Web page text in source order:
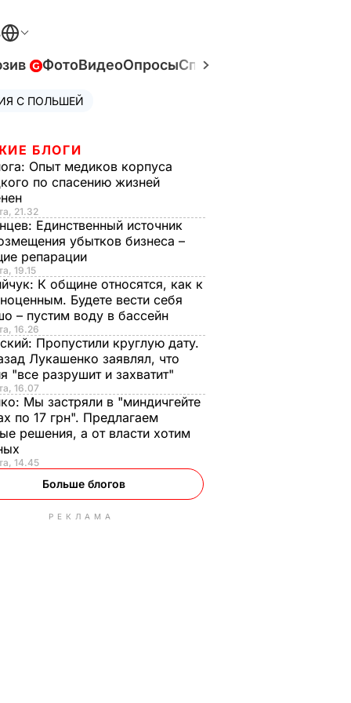
ФотоВидеоОпросыСпецпроекты
С ПОЛЬШЕЙ
БЛОГИ
Опыт медиков корпуса
по спасению жизней
21.32
Единственный источник
убытков бизнеса –
репарации
19.15
К общине относятся, как к
Будете вести себя
– пустим воду в бассейн
16.26
Пропустили круглую дату.
Лукашенко заявлял, что
"все разрушит и захватит"
16.07
Мы застряли в "миндичгейте
по 17 грн". Предлагаем
решения, а от власти хотим
14.45
Больше блогов
РЕКЛАМА